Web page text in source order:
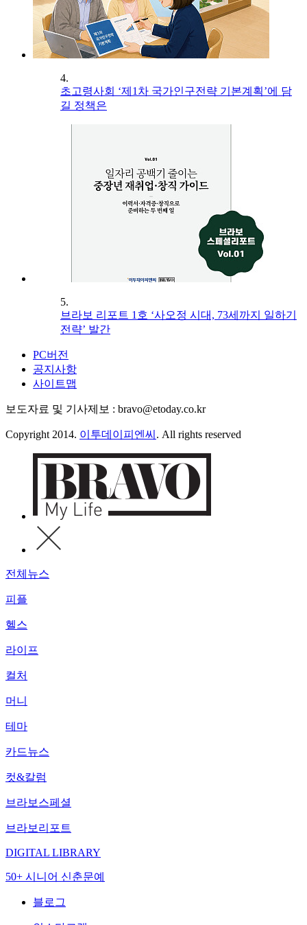
4.
초고령사회 ‘제1차 국가인구전략 기본계획’에 담
길 정책은
5.
브라보 리포트 1호 ‘사오정 시대, 73세까지 일하기
전략’ 발간
PC버전
공지사항
사이트맵
보도자료 및 기사제보 : bravo@etoday.co.kr
Copyright 2014. 이투데이피엔씨 . All rights reserved
전체뉴스
피플
헬스
라이프
컬처
머니
테마
카드뉴스
컷&칼럼
브라보스페셜
브라보리포트
DIGITAL LIBRARY
50+ 시니어 신춘문예
블로그